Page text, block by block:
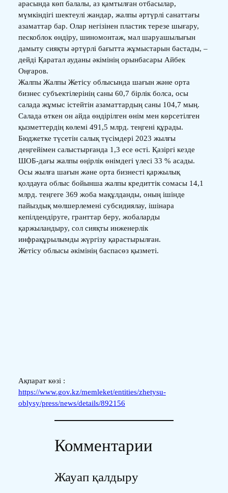
арасында көп балалы, аз қамтылған отбасылар,
мүмкіндігі шектеулі жандар, жалпы әртүрлі санаттағы
азаматтар бар. Олар негізінен пластик терезе шығару,
пескоблок өндіру, шиномонтаж, мал шаруашылығын
дамыту сияқты әртүрлі бағытта жұмыстарын бастады, –
дейді Қаратал ауданы әкімінің орынбасары Айбек
Оңғаров.
Жалпы Жалпы Жетісу облысында шағын және орта
бизнес субъектілерінің саны 60,7 бірлік болса, осы
салада жұмыс істейтін азаматтардың саны 104,7 мың.
Салада өткен он айда өндірілген өнім мен көрсетілген
қызметтердің көлемі 491,5 млрд. теңгені құрады.
Бюджетке түсетін салық түсімдері 2023 жылғы
деңгейімен салыстырғанда 1,3 есе өсті. Қазіргі кезде
ШОБ-дағы жалпы өңірлік өнімдегі үлесі 33 % асады.
Осы жылға шағын және орта бизнесті қаржылық
қолдауға облыс бойынша жалпы кредиттік сомасы 14,1
млрд. теңгеге 369 жоба мақұлданды, оның ішінде
пайыздық мөлшерлемені субсидиялау, ішінара
кепілдендіруге, гранттар беру, жобаларды
қаржыландыру, сол сияқты инженерлік
инфрақұрылымды жүргізу қарастырылған.
Жетісу облысы әкімінің баспасөз қызметі.
Ақпарат көзі :
https://www.gov.kz/memleket/entities/zhetysu-
oblysy/press/news/details/892156
Комментарии
Жауап қалдыру